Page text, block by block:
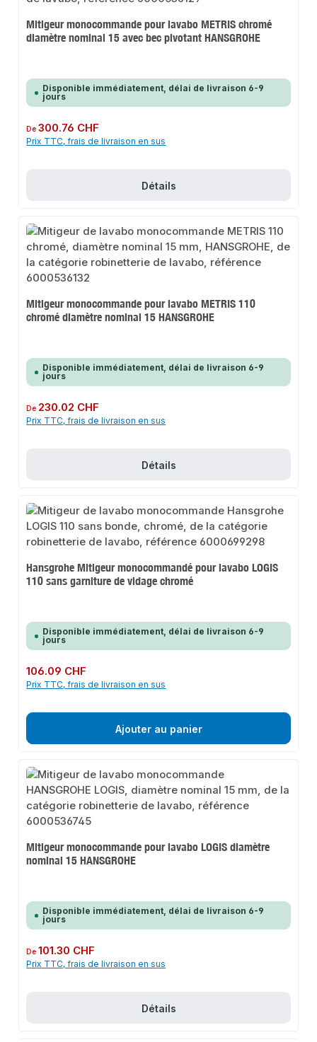
Mitigeur monocommande pour lavabo METRIS chromé
diamètre nominal 15 avec bec pivotant HANSGROHE
Disponible immédiatement, délai de livraison 6-9
jours
Prix régulier :
De300.76 CHF
Prix TTC, frais de livraison en sus
Détails
Mitigeur monocommande pour lavabo METRIS 110
chromé diamètre nominal 15 HANSGROHE
Disponible immédiatement, délai de livraison 6-9
jours
Prix régulier :
De 230.02 CHF
Prix TTC, frais de livraison en sus
Détails
Hansgrohe Mitigeur monocommandé pour lavabo LOGIS
110 sans garniture de vidage chromé
Disponible immédiatement, délai de livraison 6-9
jours
Prix régulier :
106.09 CHF
Prix TTC, frais de livraison en sus
Ajouter au panier
Mitigeur monocommande pour lavabo LOGIS diamètre
nominal 15 HANSGROHE
Disponible immédiatement, délai de livraison 6-9
jours
Prix régulier :
De101.30 CHF
Prix TTC, frais de livraison en sus
Détails